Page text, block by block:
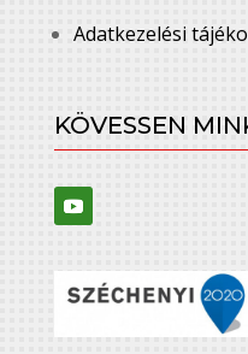
Adatkezelési
KÖVESSEN